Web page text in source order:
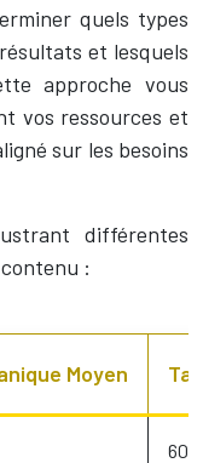
quels types
et lesquels
approche vous
vos ressources et
sur les besoins
différentes
:
Moyen